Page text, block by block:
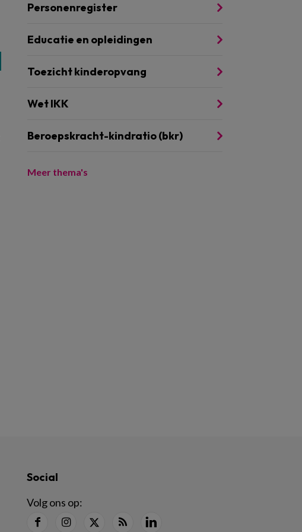
Personenregister
Educatie en opleidingen
Toezicht kinderopvang
Wet IKK
Beroepskracht-kindratio (bkr)
Meer thema's
Social
Volg ons op: